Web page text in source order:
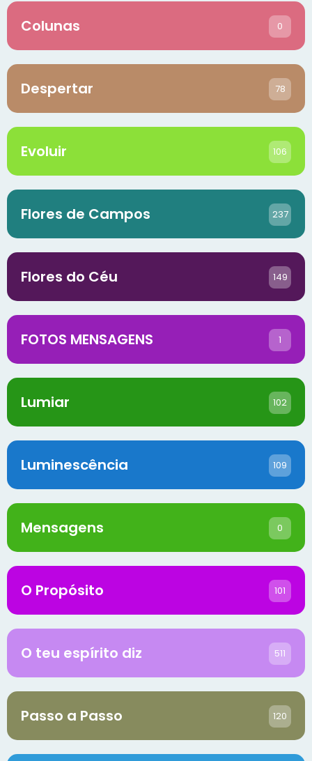
Colunas 0
Despertar 78
Evoluir 106
Flores de Campos 237
Flores do Céu 149
FOTOS MENSAGENS 1
Lumiar 102
Luminescência 109
Mensagens 0
O Propósito 101
O teu espírito diz 511
Passo a Passo 120